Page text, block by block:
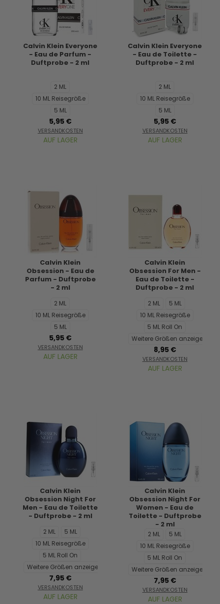
Calvin Klein Everyone
- Eau de Parfum -
Duftprobe - 2 ml
2 ML
10 ML Reisegröße
5 ML
5,95 €
VERSANDKOSTEN
AUF LAGER
Calvin Klein Everyone
- Eau de Toilette -
Duftprobe - 2 ml
2 ML
10 ML Reisegröße
5 ML
5,95 €
VERSANDKOSTEN
AUF LAGER
Calvin Klein
Obsession - Eau de
Parfum - Duftprobe
- 2 ml
2 ML
10 ML Reisegröße
5 ML
5,95 €
VERSANDKOSTEN
AUF LAGER
Calvin Klein
Obsession For Men -
Eau de Toilette -
Duftprobe - 2 ml
2 ML
5 ML
10 ML Reisegröße
5 ML Roll On
Weitere Größen anzeigen...
8,95 €
VERSANDKOSTEN
AUF LAGER
Calvin Klein
Obsession Night For
Men - Eau de Toilette
- Duftprobe - 2 ml
2 ML
5 ML
10 ML Reisegröße
5 ML Roll On
Weitere Größen anzeigen...
7,95 €
VERSANDKOSTEN
AUF LAGER
Calvin Klein
Obsession Night For
Women - Eau de
Toilette - Duftprobe
- 2 ml
2 ML
5 ML
10 ML Reisegröße
5 ML Roll On
Weitere Größen anzeigen...
7,95 €
VERSANDKOSTEN
AUF LAGER